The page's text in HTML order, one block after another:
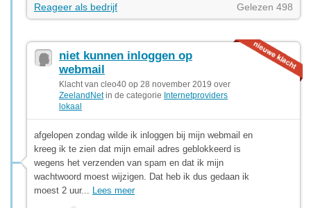
Reageer als bedrijf Gelezen 498
niet kunnen inloggen op
webmail
Klacht van cleo40 op 28 november 2019 over
ZeelandNetin de categorie Internetproviders
lokaal
afgelopen zondag wilde ik inloggen bij mijn webmail en
kreeg ik te zien dat mijn email adres geblokkeerd is
wegens het verzenden van spam en dat ik mijn
wachtwoord moest wijzigen. Dat heb ik dus gedaan ik
moest 2 uur... Lees meer